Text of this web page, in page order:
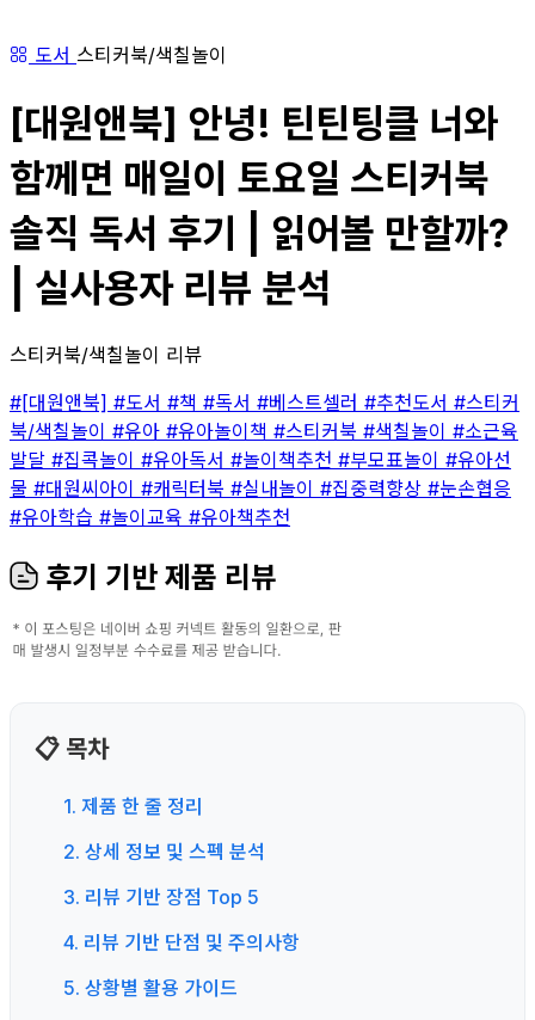
도서 스티커북/색칠놀이
[대원앤북] 안녕! 틴틴팅클 너와
함께면 매일이 토요일 스티커북
솔직 독서 후기 | 읽어볼 만할까?
| 실사용자 리뷰 분석
스티커북/색칠놀이 리뷰
#[대원앤북] #도서 #책 #독서 #베스트셀러 #추천도서 #스티커
북/색칠놀이 #유아 #유아놀이책 #스티커북 #색칠놀이 #소근육
발달 #집콕놀이 #유아독서 #놀이책추천 #부모표놀이 #유아선
물 #대원씨아이 #캐릭터북 #실내놀이 #집중력향상 #눈손협응
#유아학습 #놀이교육 #유아책추천
후기 기반 제품 리뷰
📋 목차
1. 제품 한 줄 정리
2. 상세 정보 및 스펙 분석
3. 리뷰 기반 장점 Top 5
4. 리뷰 기반 단점 및 주의사항
5. 상황별 활용 가이드